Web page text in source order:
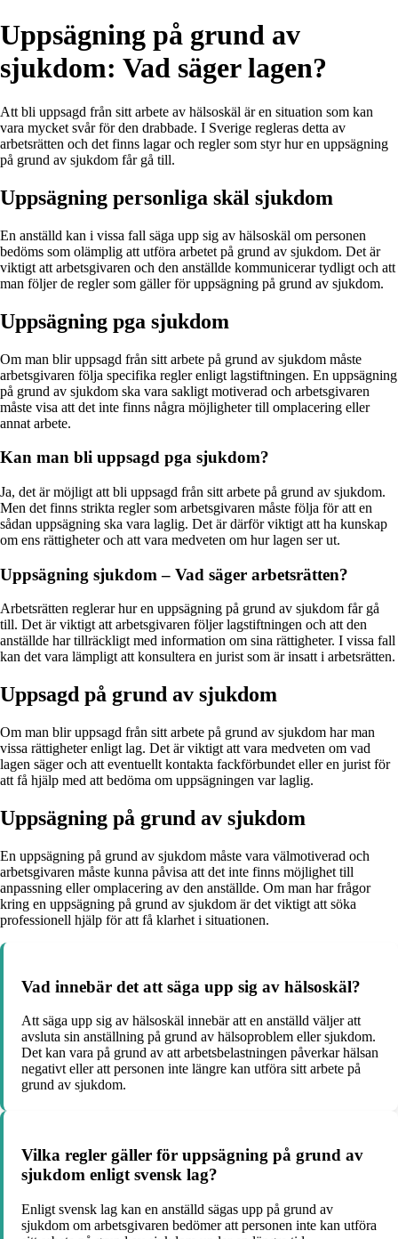
Uppsägning på grund av
sjukdom: Vad säger lagen?
Att bli uppsagd från sitt arbete av hälsoskäl är en situation som kan
vara mycket svår för den drabbade. I Sverige regleras detta av
arbetsrätten och det finns lagar och regler som styr hur en uppsägning
på grund av sjukdom får gå till.
Uppsägning personliga skäl sjukdom
En anställd kan i vissa fall säga upp sig av hälsoskäl om personen
bedöms som olämplig att utföra arbetet på grund av sjukdom. Det är
viktigt att arbetsgivaren och den anställde kommunicerar tydligt och att
man följer de regler som gäller för uppsägning på grund av sjukdom.
Uppsägning pga sjukdom
Om man blir uppsagd från sitt arbete på grund av sjukdom måste
arbetsgivaren följa specifika regler enligt lagstiftningen. En uppsägning
på grund av sjukdom ska vara sakligt motiverad och arbetsgivaren
måste visa att det inte finns några möjligheter till omplacering eller
annat arbete.
Kan man bli uppsagd pga sjukdom?
Ja, det är möjligt att bli uppsagd från sitt arbete på grund av sjukdom.
Men det finns strikta regler som arbetsgivaren måste följa för att en
sådan uppsägning ska vara laglig. Det är därför viktigt att ha kunskap
om ens rättigheter och att vara medveten om hur lagen ser ut.
Uppsägning sjukdom – Vad säger arbetsrätten?
Arbetsrätten reglerar hur en uppsägning på grund av sjukdom får gå
till. Det är viktigt att arbetsgivaren följer lagstiftningen och att den
anställde har tillräckligt med information om sina rättigheter. I vissa fall
kan det vara lämpligt att konsultera en jurist som är insatt i arbetsrätten.
Uppsagd på grund av sjukdom
Om man blir uppsagd från sitt arbete på grund av sjukdom har man
vissa rättigheter enligt lag. Det är viktigt att vara medveten om vad
lagen säger och att eventuellt kontakta fackförbundet eller en jurist för
att få hjälp med att bedöma om uppsägningen var laglig.
Uppsägning på grund av sjukdom
En uppsägning på grund av sjukdom måste vara välmotiverad och
arbetsgivaren måste kunna påvisa att det inte finns möjlighet till
anpassning eller omplacering av den anställde. Om man har frågor
kring en uppsägning på grund av sjukdom är det viktigt att söka
professionell hjälp för att få klarhet i situationen.
Vad innebär det att säga upp sig av hälsoskäl?
Att säga upp sig av hälsoskäl innebär att en anställd väljer att
avsluta sin anställning på grund av hälsoproblem eller sjukdom.
Det kan vara på grund av att arbetsbelastningen påverkar hälsan
negativt eller att personen inte längre kan utföra sitt arbete på
grund av sjukdom.
Vilka regler gäller för uppsägning på grund av
sjukdom enligt svensk lag?
Enligt svensk lag kan en anställd sägas upp på grund av
sjukdom om arbetsgivaren bedömer att personen inte kan utföra